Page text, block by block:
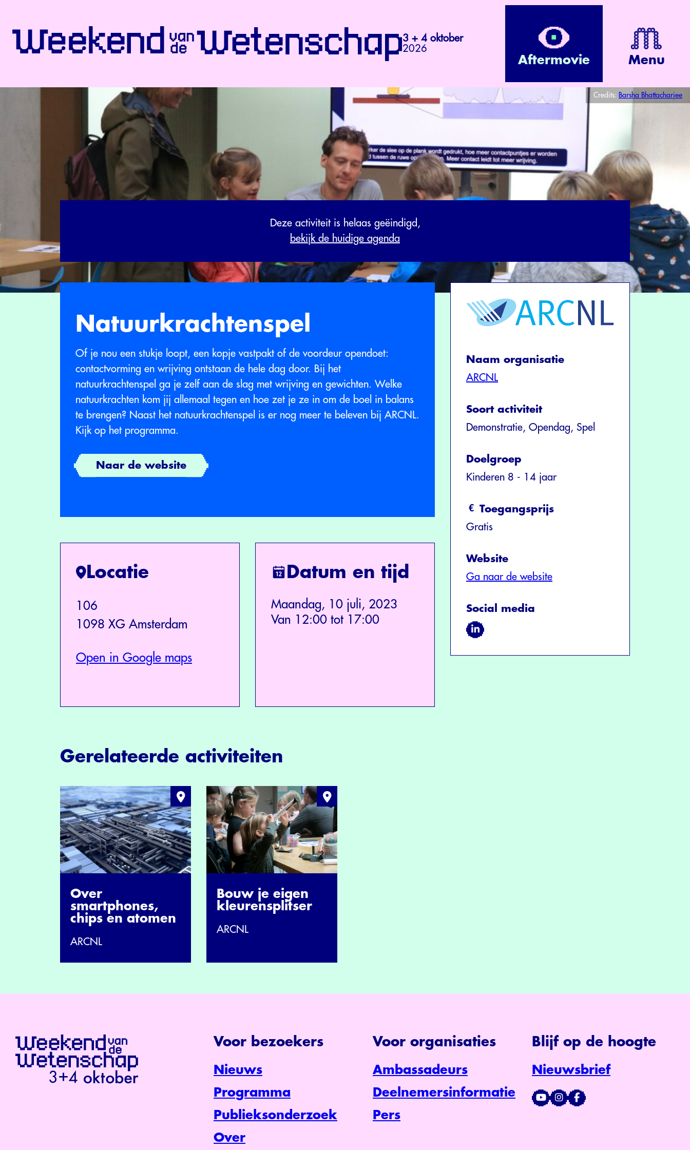
3 + 4 oktober
2026
Aftermovie Menu
Credits: Barsha Bhattacharjee
Deze activiteit is helaas geëindigd,
bekijk de huidige agenda
Natuurkrachtenspel
Of je nou een stukje loopt, een kopje vastpakt of de voordeur opendoet:
contactvorming en wrijving ontstaan de hele dag door. Bij het
natuurkrachtenspel ga je zelf aan de slag met wrijving en gewichten. Welke
natuurkrachten kom jij allemaal tegen en hoe zet je ze in om de boel in balans
te brengen? Naast het natuurkrachtenspel is er nog meer te beleven bij ARCNL.
Kijk op het programma.
Naar de website
Locatie
106
1098 XG Amsterdam
Open in Google maps
Datum en tijd
Maandag, 10 juli, 2023
Van 12:00 tot 17:00
Naam organisatie
ARCNL
Soort activiteit
Demonstratie, Opendag, Spel
Doelgroep
Kinderen 8 - 14 jaar
Toegangsprijs
Gratis
Website
Ga naar de website
Social media
Gerelateerde activiteiten
Over
smartphones,
chips en atomen
ARCNL
Bouw je eigen
kleurensplitser
ARCNL
Voor bezoekers
Nieuws
Programma
Publieksonderzoek
Over
Voor organisaties
Ambassadeurs
Deelnemersinformatie
Pers
Blijf op de hoogte
Nieuwsbrief